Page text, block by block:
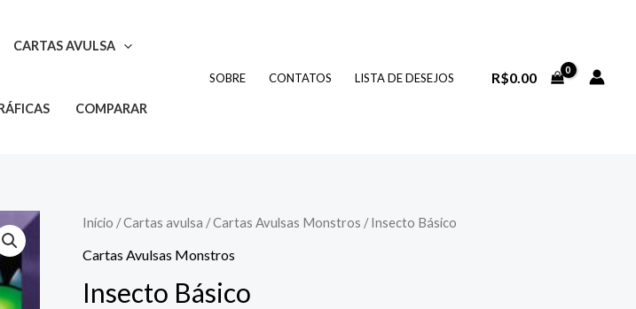
CARTAS AVULSA
COMPARAR
SOBRE CONTATOS LISTA DE DESEJOS R$0.00
Início /Cartas avulsa /Cartas Avulsas Monstros / Insecto Básico
Cartas Avulsas Monstros
Insecto Básico